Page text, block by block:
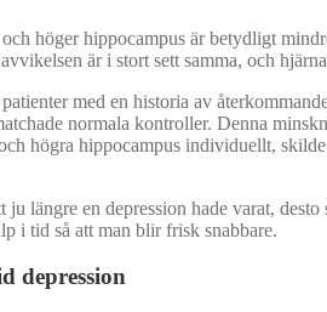
höger hippocampus är betydligt
är i stort sett samma, och
med en historia av
normala kontroller. Denna
högra hippocampus individuellt,
längre en depression hade varat,
i tid så att man blir frisk snabbare.
depression